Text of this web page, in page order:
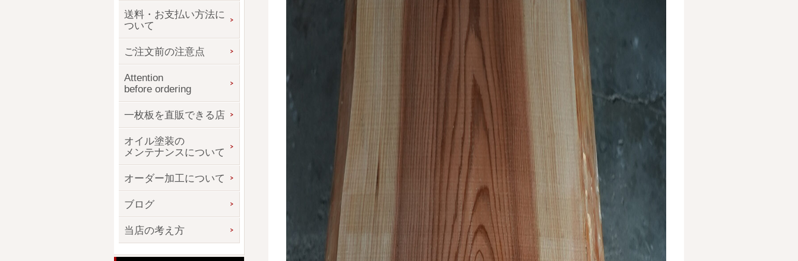
送料・お支払い方法に
ついて
ご注文前の注意点
Attention
before ordering
一枚板を直販できる店
オイル塗装の
メンテナンスについて
オーダー加工について
ブログ
当店の考え方